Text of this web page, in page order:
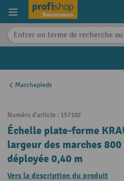
content
Marchepieds
Numéro d'article : 157102
Échelle plate-forme
largeur des marches
déployée 0,40 m
Vers la description du produit